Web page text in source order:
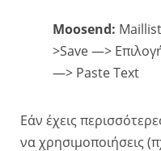
Moosend:
>Save —>
—> Paste Text
Εάν έχεις
να χρησιμοποιήσεις